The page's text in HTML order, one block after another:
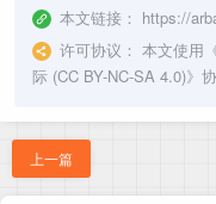
本文链接： https://
许可协议： 本文使用
际 (CC BY-NC-SA 4.0)》
上一篇